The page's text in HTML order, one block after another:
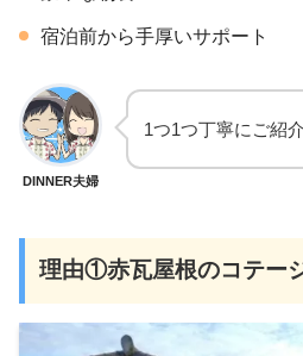
宿泊前から手厚いサポート
DINNER夫婦
1つ1つ丁寧にご紹
理由①赤瓦屋根のコテー